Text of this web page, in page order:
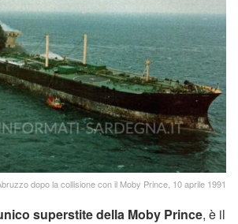
dopo la collisione con il Moby Prince, 10 aprile 1991
superstite della Moby Prince, è il